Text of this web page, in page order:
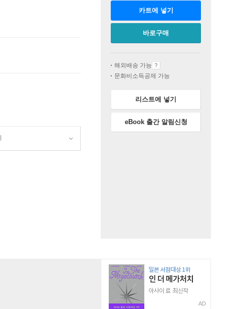
카트에 넣기
바로구매
해외배송 가능
문화비소득공제 가능
리스트에 넣기
eBook 출간 알림신청
AD